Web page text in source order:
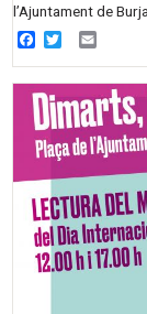
l’Ajuntament de
Facebook
Twitter